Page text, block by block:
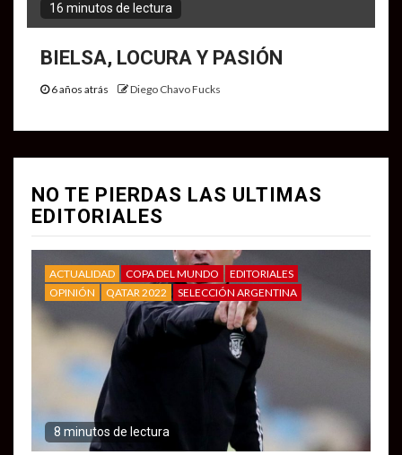
16 minutos de lectura
BIELSA, LOCURA Y PASIÓN
6 años atrás Diego Chavo Fucks
NO TE PIERDAS LAS ULTIMAS
EDITORIALES
ACTUALIDAD COPA DEL MUNDO
EDITORIALES
OPINIÓN
QATAR 2022 SELECCIÓN ARGENTINA
8 minutos de lectura